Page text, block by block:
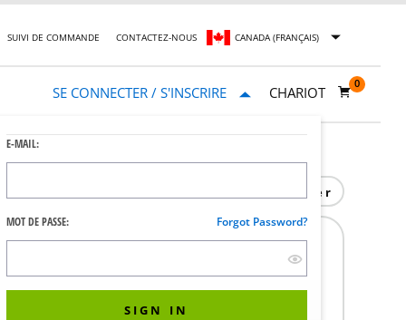
SUIVI DE COMMANDE CONTACTEZ-NOUS CANADA (FRANÇAIS)
SE CONNECTER / S'INSCRIRE
E-MAIL:
MOT DE PASSE: Forgot Password?
SIGN IN
CHARIOT
0
Imprimer
100RPM